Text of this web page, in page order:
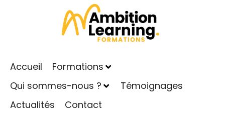
Accueil
Formations
Qui sommes-nous ?
Témoignages
Actualités
Contact